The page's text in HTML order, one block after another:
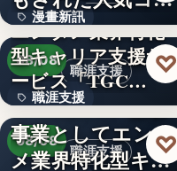
漫畫新訊
文字
ック！…
職涯支援
08/08
職涯支援
330,000
エンタメ業界特化
型キャリア支援サ
ービス「TGC…
♡
職涯支援
08/08
W TOKYO、新規
事業としてエンタ
メ業界特化型キャ
♡